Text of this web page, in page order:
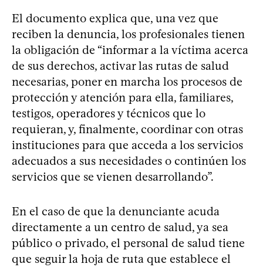
El documento explica que, una vez que
reciben la denuncia, los profesionales tienen
la obligación de “informar a la víctima acerca
de sus derechos, activar las rutas de salud
necesarias, poner en marcha los procesos de
protección y atención para ella, familiares,
testigos, operadores y técnicos que lo
requieran, y, finalmente, coordinar con otras
instituciones para que acceda a los servicios
adecuados a sus necesidades o continúen los
servicios que se vienen desarrollando”.
En el caso de que la denunciante acuda
directamente a un centro de salud, ya sea
público o privado, el personal de salud tiene
que seguir la hoja de ruta que establece el